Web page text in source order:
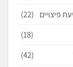
פיצויים
(22)
(18)
(42)